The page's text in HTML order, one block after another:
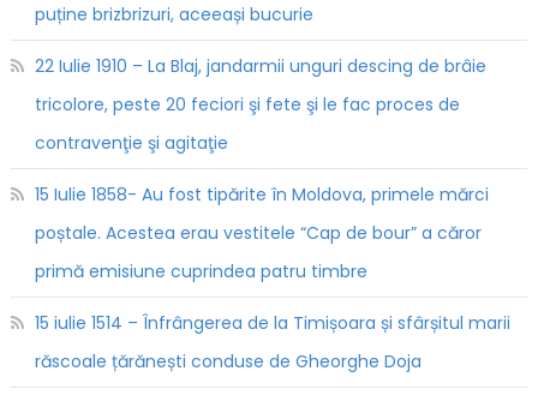
puține brizbrizuri, aceeași bucurie
22 Iulie 1910 – La Blaj, jandarmii unguri descing de brâie
tricolore, peste 20 feciori şi fete şi le fac proces de
contravenţie şi agitaţie
15 Iulie 1858- Au fost tipărite în Moldova, primele mărci
poștale. Acestea erau vestitele “Cap de bour” a căror
primă emisiune cuprindea patru timbre
15 iulie 1514 – Înfrângerea de la Timișoara și sfârșitul marii
răscoale țărănești conduse de Gheorghe Doja